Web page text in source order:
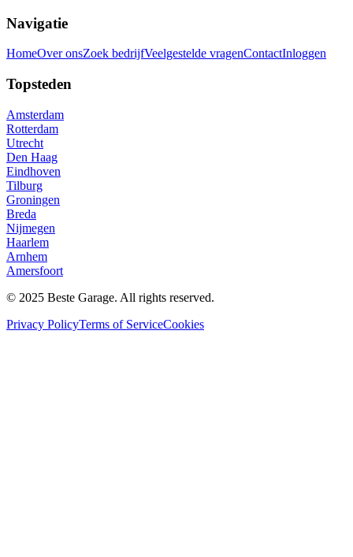
Navigatie
HomeOver onsZoek bedrijfVeelgestelde vragenContactInloggen
Topsteden
Amsterdam
Rotterdam
Utrecht
Den Haag
Eindhoven
Tilburg
Groningen
Breda
Nijmegen
Haarlem
Arnhem
Amersfoort
© 2025 Beste Garage. All rights reserved.
Privacy PolicyTerms of ServiceCookies